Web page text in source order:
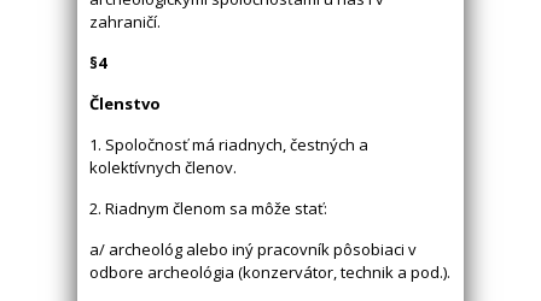
zahraničí.
§4
Členstvo
1. Spoločnosť má riadnych, čestných a
kolektívnych členov.
2. Riadnym členom sa môže stať:
a/ archeológ alebo iný pracovník pôsobiaci v
odbore archeológia (konzervátor, technik a pod.).